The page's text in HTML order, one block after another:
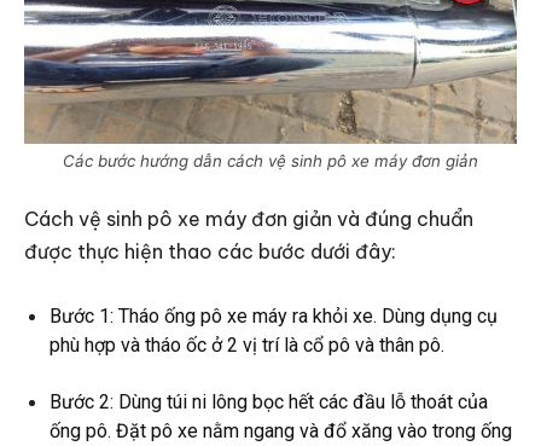
Các bước hướng dẫn cách vệ sinh pô xe máy đơn giản
Cách vệ sinh pô xe máy đơn giản và đúng chuẩn
được thực hiện thao các bước dưới đây:
Bước 1: Tháo ống pô xe máy ra khỏi xe. Dùng dụng cụ
phù hợp và tháo ốc ở 2 vị trí là cổ pô và thân pô.
Bước 2: Dùng túi ni lông bọc hết các đầu lỗ thoát của
ống pô. Đặt pô xe nằm ngang và đổ xăng vào trong ống